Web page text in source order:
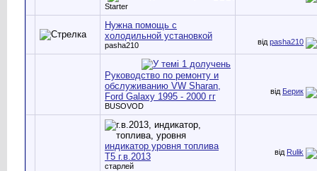
Starter
Нужна помощь с
холодильной установкой
pasha210 від pasha210
Руководство по ремонту и
обслуживанию VW Sharan,
Ford Galaxy 1995 - 2000 гг
BUSOVOD
від Берик
индикатор уровня топлива
Т5 г.в.2013
старлей
від Rulik